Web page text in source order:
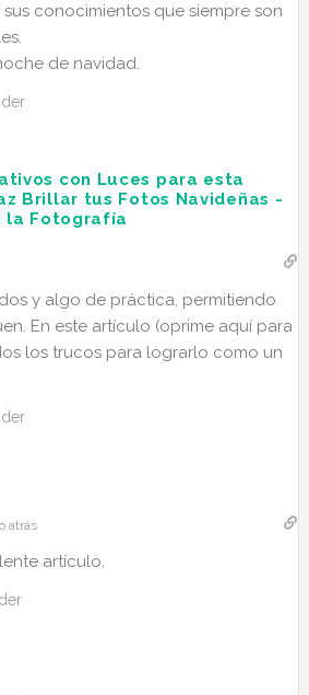
conocimientos que siempre son
de navidad.
con Luces para esta
Brillar tus Fotos Navideñas -
la Fotografía
y algo de práctica, permitiendo
En este artículo (oprime aquí para
los trucos para lograrlo como un
atrás
artículo.